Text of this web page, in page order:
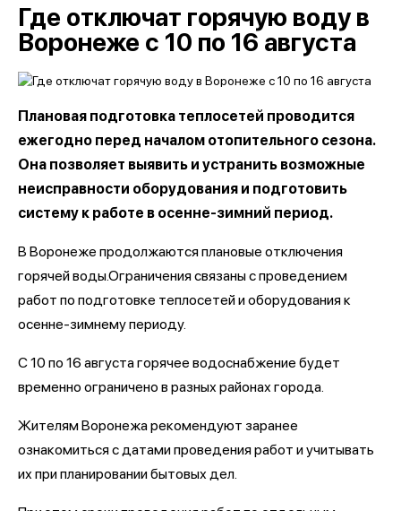
Где отключат горячую воду в
Воронеже с 10 по 16 августа
Плановая подготовка теплосетей проводится
ежегодно перед началом отопительного сезона.
Она позволяет выявить и устранить возможные
неисправности оборудования и подготовить
систему к работе в осенне-зимний период.
В Воронеже продолжаются плановые отключения
горячей воды.Ограничения связаны с проведением
работ по подготовке теплосетей и оборудования к
осенне-зимнему периоду.
С 10 по 16 августа горячее водоснабжение будет
временно ограничено в разных районах города.
Жителям Воронежа рекомендуют заранее
ознакомиться с датами проведения работ и учитывать
их при планировании бытовых дел.